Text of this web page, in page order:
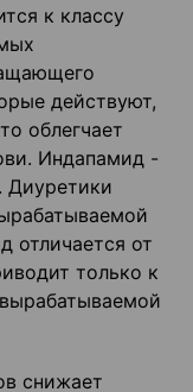
к классу
действуют,
облегчает
Индапамид -
Диуретики
отличается от
только к
снижает